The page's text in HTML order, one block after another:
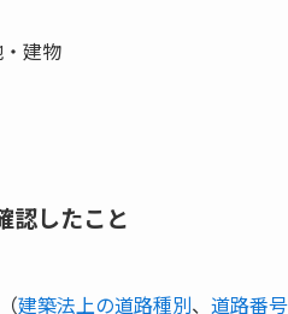
建物
認したこと
建築法上の道路種別、 道路番